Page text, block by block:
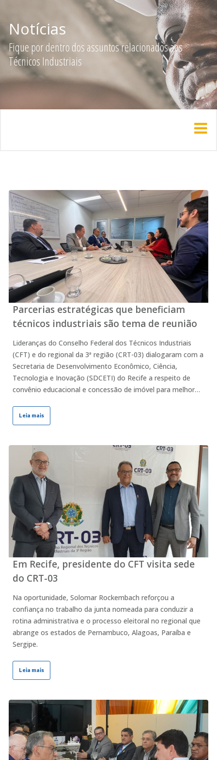
Notícias
Fique por dentro dos assuntos relacionados aos
Técnicos Industriais
Parcerias estratégicas que beneficiam
técnicos industriais são tema de reunião
Lideranças do Conselho Federal dos Técnicos Industriais
(CFT) e do regional da 3ª região (CRT-03) dialogaram com a
Secretaria de Desenvolvimento Econômico, Ciência,
Tecnologia e Inovação (SDCETI) do Recife a respeito de
convênio educacional e concessão de imóvel para melhor…
Leia mais
Em Recife, presidente do CFT visita sede
do CRT-03
Na oportunidade, Solomar Rockembach reforçou a
confiança no trabalho da junta nomeada para conduzir a
rotina administrativa e o processo eleitoral no regional que
abrange os estados de Pernambuco, Alagoas, Paraíba e
Sergipe.
Leia mais